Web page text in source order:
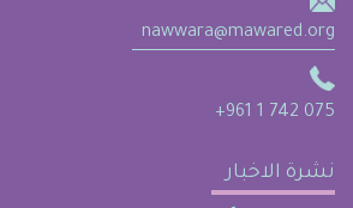
nawwara@mawared.org
+961 1 742 075
نشرة الاخبار